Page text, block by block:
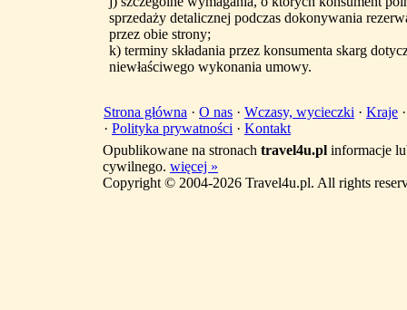
sprzedaży detalicznej podczas dokonywania
przez obie strony;
k) terminy składania przez konsumenta skarg
niewłaściwego wykonania umowy.
Strona główna · O nas · Wczasy, wycieczki · Kraje
· Polityka prywatności · Kontakt
Opublikowane na stronach travel4u.pl informacje
cywilnego. więcej »
Copyright © 2004-2026 Travel4u.pl. All rights